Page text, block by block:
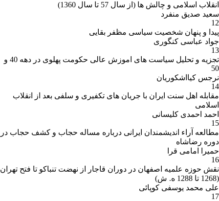
انقلاب اسلامی و چالش ها (از سال 57 تا سال 1360)
سعید صدیق منفرد
12
پیدا و پنهان شخصیت سیاسی مظفر بقایی
جواد عباسی کنگوری
13
تجزیه و تحلیل سیاست های اموزش عالی حکومت پهلوی در دهه 40 و
50
نرجس کیااشکوریان
14
مقابله اهل سنت ایران با جریان های تکفیری و سلفی بعد از انقلاب
اسلامی
احمد احمدی کلیسانی
15
مطالعه آراء اندیشمندان ایرانی درباره مساله حجاب و کشف حجاب در
دوره رضاشاه
حمیرا امامی قرا
16
نقش حوزه علمیه اصفهان در دوران قاجار از نهضت تنباکو تا فتح تهران
(1268 تا 1288 ه. ش)
علی محمد یوسفی کوپائی
17